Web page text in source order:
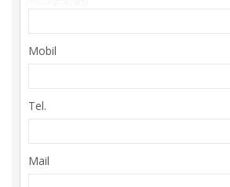
Mobil
Tel.
Mail